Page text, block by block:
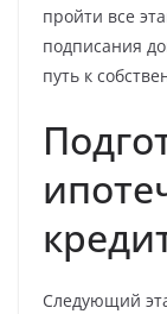
пройти все
подписания
путь к
Следующий